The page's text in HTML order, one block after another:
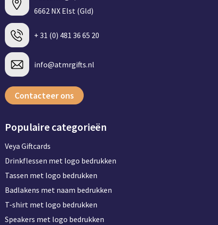
6662 NX Elst (Gld)
+ 31 (0) 481 36 65 20
info@atmrgifts.nl
Contacteer ons
Populaire categorieën
Veya Giftcards
Drinkflessen met logo bedrukken
Tassen met logo bedrukken
Badlakens met naam bedrukken
T-shirt met logo bedrukken
Speakers met logo bedrukken